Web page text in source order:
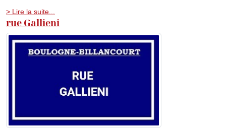
> Lire la suite...
rue Gallieni